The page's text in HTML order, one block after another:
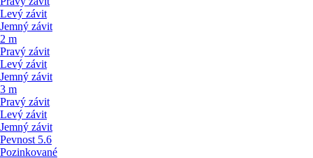
Levý závit
Jemný závit
2 m
Pravý závit
Levý závit
Jemný závit
3 m
Pravý závit
Levý závit
Jemný závit
Pevnost 5.6
Pozinkované